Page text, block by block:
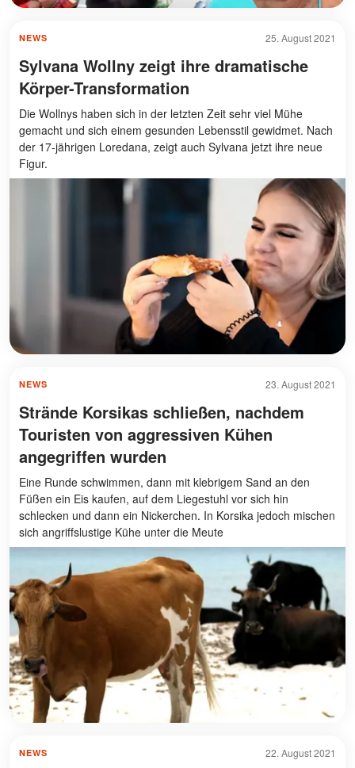
25. August 2021
NEWS
Sylvana Wollny zeigt ihre dramatische
Körper-Transformation
Die Wollnys haben sich in der letzten Zeit sehr viel Mühe
gemacht und sich einem gesunden Lebensstil gewidmet. Nach
der 17-jährigen Loredana, zeigt auch Sylvana jetzt ihre neue
Figur.
23. August 2021
NEWS
Strände Korsikas schließen, nachdem
Touristen von aggressiven Kühen
angegriffen wurden
Eine Runde schwimmen, dann mit klebrigem Sand an den
Füßen ein Eis kaufen, auf dem Liegestuhl vor sich hin
schlecken und dann ein Nickerchen. In Korsika jedoch mischen
sich angriffslustige Kühe unter die Meute
22. August 2021
NEWS